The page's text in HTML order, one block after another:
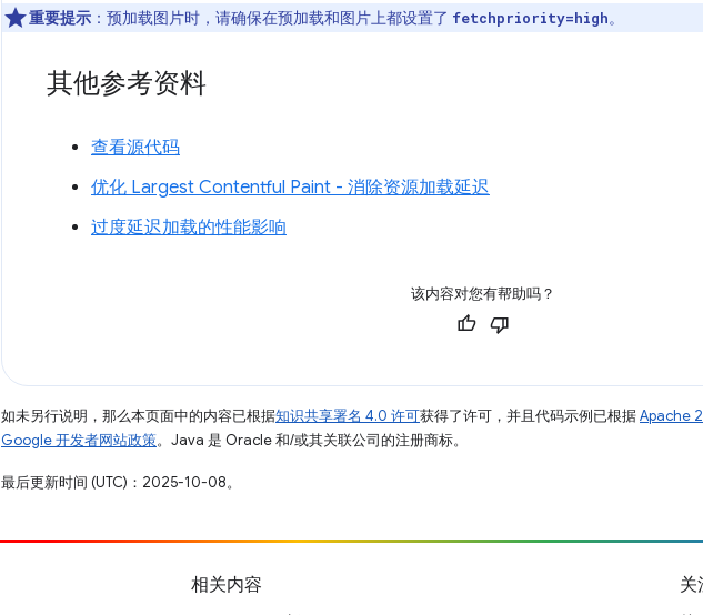
重要提示 ：预加载图片时，请确保在预加载和图片上都设置了 fetchpriority=high。
其他参考资料
查看源代码
优化 Largest Contentful Paint - 消除资源加载延迟
过度延迟加载的性能影响
该内容对您有帮助吗？
如未另行说明，那么本页面中的内容已根据知识共享署名 4.0 许可获得了许可，并且代码示例已根据Apache
Google 开发者网站政策。Java 是 Oracle 和/或其关联公司的注册商标。
最后更新时间 (UTC)：2025-10-08。
相关内容 关